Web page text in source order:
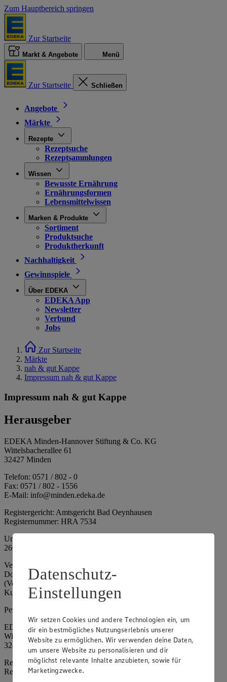
Zum Hauptbereich springen
Zur Startseite
Markt & Angebote Menü
Zur Startseite Schließen
Angebote
Märkte
Rezepte
Rezeptsuche
Rezeptsammlungen
Wissen
Bewusste Ernährung
Ernährungsformen
Lebensmittelwissen
Marken & Produkte
Sortiment
Produktsuche
Produktherkunft
Nachhaltigkeit
Gewinnspiele
Über EDEKA
EDEKA App
Newsletter
Verbund
Jobs
Zur Startseite
Märkte
nah & gut Kappe
Impressum nah & gut Kappe
Impressum nah & gut Kappe
Herausgeber
EDEKA Minden-Hannover Stiftung & Co. KG
Wittelsbacherallee 61
32427 Minden
Telefon: 0571 / 802 - 0
Fax: 0571 / 802 - 1556
E-Mail: info@minden.edeka.de
Registergericht: Amtsgericht Bad Oeynhausen
Registernummer: HRA 7534
Umsatzsteuer-Identifikationsnummer gem. § 27a UStG: DE
266067317
Vertretungsberechtigte: Mark Rosenkranz (Sprecher), Eileen
Dominique Klingsiek (Vorstandsmitglied), Ulf-U. Plath
(Vorstandsmitglied), Stephan Wohler (Vorstandsmitglied), Marc
Kuhlmann (Aufsichtsratsvorsitzender)
Persönlich haftende Gesellschafterin:
EDEKA Minden-Hannover Holding GmbH
Wittelsbacherallee 61
32427 Minden
Registergericht: Amtsgericht Bad Oeynhausen
Registernummer: HRB 4086
Datenschutz-
Einstellungen
Wir setzen Cookies und andere Technologien ein, um
dir ein bestmögliches Nutzungserlebnis unserer
Website zu ermöglichen. Wir verwenden deine Daten,
um unsere Website zu personalisieren und dir
möglichst relevante Inhalte anzubieten, sowie für
Marketingzwecke.